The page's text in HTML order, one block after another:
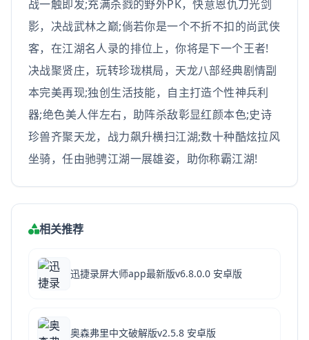
战一触即发;充满杀戮的野外PK，快意恩仇刀光剑
影，决战武林之巅;倘若你是一个不折不扣的尚武侠
客，在江湖名人录的排位上，你将是下一个王者!
决战聚贤庄，玩转珍珑棋局，天龙八部经典剧情副
本完美再现;独创生活技能，自主打造个性神兵利
器;绝色美人伴左右，助阵杀敌彰显红颜本色;史诗
珍兽齐聚天龙，战力飙升横扫江湖;数十种酷炫拉风
坐骑，任由驰骋江湖一展雄姿，助你称霸江湖!
相关推荐
迅捷录屏大师app最新版v6.8.0.0 安卓版
奥森弗里中文破解版v2.5.8 安卓版